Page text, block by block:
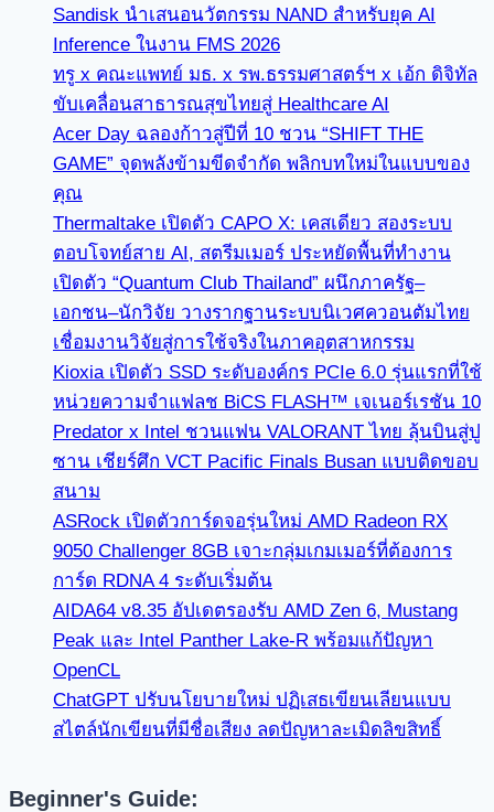
Sandisk นำเสนอนวัตกรรม NAND สำหรับยุค AI
Inference ในงาน FMS 2026
ทรู x คณะแพทย์ มธ. x รพ.ธรรมศาสตร์ฯ x เอ้ก ดิจิทัล
ขับเคลื่อนสาธารณสุขไทยสู่ Healthcare AI
Acer Day ฉลองก้าวสู่ปีที่ 10 ชวน “SHIFT THE
GAME” จุดพลังข้ามขีดจำกัด พลิกบทใหม่ในแบบของ
คุณ
Thermaltake เปิดตัว CAPO X: เคสเดียว สองระบบ
ตอบโจทย์สาย AI, สตรีมเมอร์ ประหยัดพื้นที่ทำงาน
เปิดตัว “Quantum Club Thailand” ผนึกภาครัฐ–
เอกชน–นักวิจัย วางรากฐานระบบนิเวศควอนตัมไทย
เชื่อมงานวิจัยสู่การใช้จริงในภาคอุตสาหกรรม
Kioxia เปิดตัว SSD ระดับองค์กร PCIe 6.0 รุ่นแรกที่ใช้
หน่วยความจำแฟลช BiCS FLASH™ เจเนอร์เรชัน 10
Predator x Intel ชวนแฟน VALORANT ไทย ลุ้นบินสู่ปู
ซาน เชียร์ศึก VCT Pacific Finals Busan แบบติดขอบ
สนาม
ASRock เปิดตัวการ์ดจอรุ่นใหม่ AMD Radeon RX
9050 Challenger 8GB เจาะกลุ่มเกมเมอร์ที่ต้องการ
การ์ด RDNA 4 ระดับเริ่มต้น
AIDA64 v8.35 อัปเดตรองรับ AMD Zen 6, Mustang
Peak และ Intel Panther Lake-R พร้อมแก้ปัญหา
OpenCL
ChatGPT ปรับนโยบายใหม่ ปฏิเสธเขียนเลียนแบบ
สไตล์นักเขียนที่มีชื่อเสียง ลดปัญหาละเมิดลิขสิทธิ์
Beginner's Guide: